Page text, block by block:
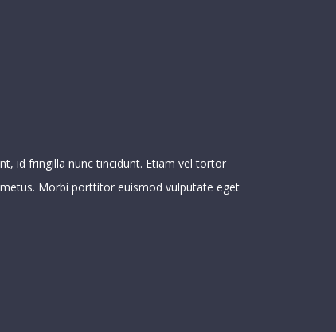
id fringilla nunc tincidunt. Etiam vel tortor
Morbi porttitor euismod vulputate eget